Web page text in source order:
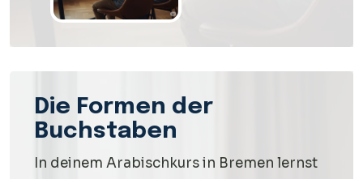
Die Formen der
Buchstaben
In deinem Arabischkurs in Bremen lernst